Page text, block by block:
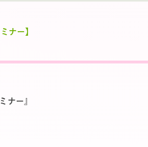
ナー】
ナー』